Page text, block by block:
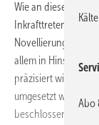
Wie an dieser Stelle
Inkrafttreten der F-
Novellierung der
allem in Hinsicht
präzisiert wird, wie
umgesetzt werden.
beschlossene
Abo